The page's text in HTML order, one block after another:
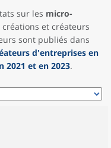
sur les micro-
et créateurs
sont publiés dans
d'entreprises en
et en 2023.